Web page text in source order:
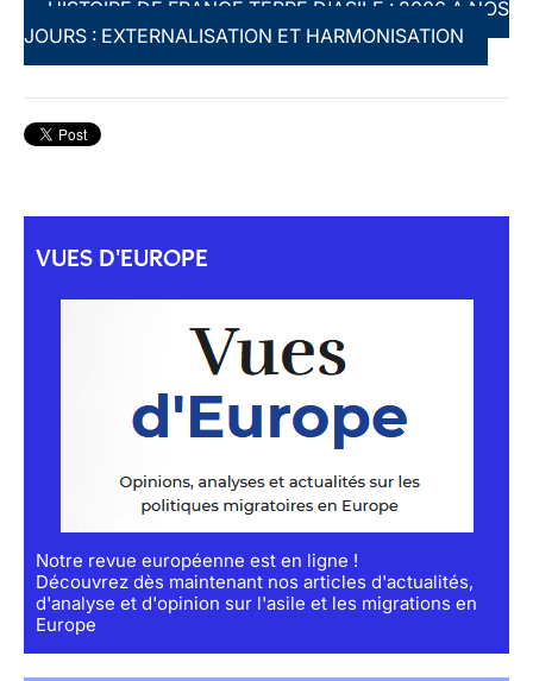
HISTOIRE DE FRANCE TERRE D'ASILE : 2006 À NOS
JOURS : EXTERNALISATION ET HARMONISATION
VUES D'EUROPE
Notre revue européenne est en ligne !
Découvrez dès maintenant nos articles d'actualités,
d'analyse et d'opinion sur l'asile et les migrations en
Europe